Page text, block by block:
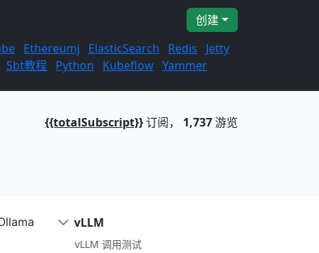
创建
Ethereumj ElasticSearch Redis
Jetty
Sbt教程 Python Kubeflow Yammer
{{totalSubscript}}订阅， 1,737游览
vLLM
vLLM 调用测试